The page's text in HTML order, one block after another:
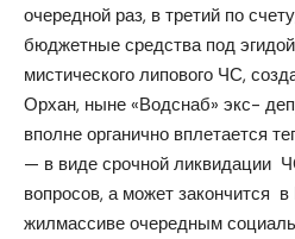
очередной раз, в третий по
бюджетные средства под
мистического липового ЧС,
Орхан, ныне «Водснаб» экс-
вполне органично вплетается
— в виде срочной ликвидации
вопросов, а может закончится
жилмассиве очередным